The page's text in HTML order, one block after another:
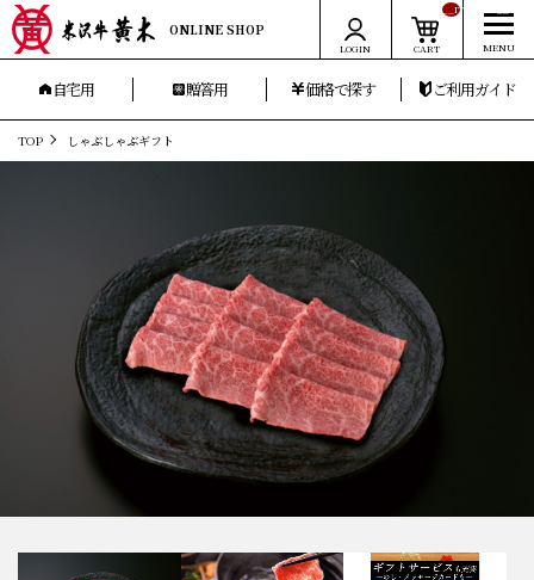
ONLINE SHOP
LOGIN CART
__ITM_CNT__
自宅用 贈答用 価格で探す ご利用ガイド
TOP しゃぶしゃぶギフト